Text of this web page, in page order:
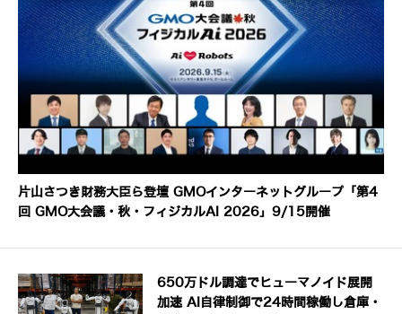
片山さつき財務大臣ら登壇 GMOインターネットグループ「第4
回 GMO大会議・秋・フィジカルAI 2026」9/15開催
650万ドル調達でヒューマノイド展開
加速 AI自律制御で24時間稼働し倉庫・